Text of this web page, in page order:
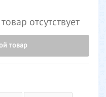
отсутствует
товар